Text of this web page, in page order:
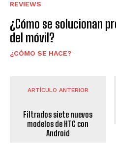
REVIEWS
¿Cómo se solucionan
del móvil?
¿CÓMO SE HACE?
ARTÍCULO ANTERIOR
Filtrados siete nuevos
modelos de HTC con
Android